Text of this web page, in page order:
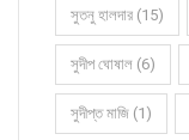
সুতনু হালদার (15)
সুদীপ ঘোষাল (6)
সুদীপ্ত মাজি (1)